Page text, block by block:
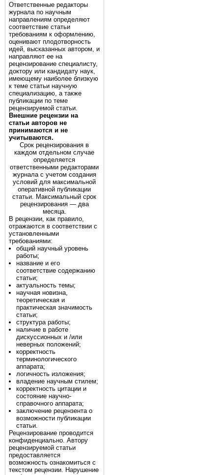
Ответственные редакторы
журнала по научным
направлениям определяют
соответствие статьи
требованиям к оформлению,
оценивают плодотворность
идей, высказанных автором, и
направляют ее на
рецензирование специалисту,
доктору или кандидату наук,
имеющему наиболее близкую
к теме статьи научную
специализацию, а также
публикации по теме
рецензируемой статьи.
Внешние рецензии на
статьи авторов не
принимаются и не
учитываются.
Срок рецензирования в
каждом отдельном случае
определяется
ответственными редакторами
журнала с учетом создания
условий для максимальной
оперативной публикации
статьи. Максимальный срок
рецензирования — два
месяца.
В рецензии, как правило,
отражаются в соответствии с
установленными
требованиями:
общий научный уровень
работы;
название и его
соответствие содержанию
статьи;
актуальность темы;
научная новизна,
теоретическая и
практическая значимость
статьи;
структура работы;
наличие в работе
дискуссионных и /или
неверных положений;
корректность
терминологического
аппарата;
логичность изложения;
владение научным стилем;
корректность цитации и
состояние научно-
справочного аппарата;
заключение рецензента о
возможности публикации
статьи.
Рецензирование проводится
конфиденциально. Автору
рецензируемой статьи
предоставляется
возможность ознакомиться с
текстом рецензии. Нарушение